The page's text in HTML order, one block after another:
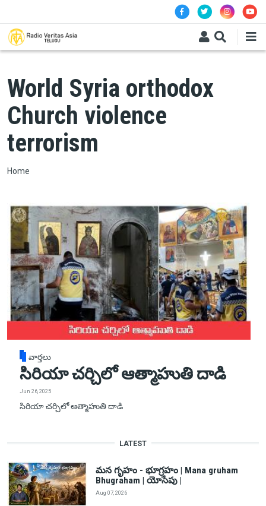
World Syria orthodox
Church violence
terrorism
Breadcrumb
Home
వార్తలు
సిరియా చర్చిలో ఆత్మాహుతి దాడి
Jun 26, 2025
సిరియా చర్చిలో ఆత్మాహుతి దాడి
LATEST
మన గృహం - భూగ్రహం | Mana gruham
Bhugraham | యోసేపు |
Aug 07, 2026